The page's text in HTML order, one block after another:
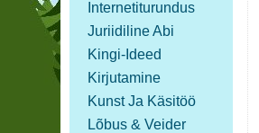
Internetiturundus
Juriidiline Abi
Kingi-Ideed
Kirjutamine
Kunst Ja Käsitöö
Lõbus & Veider